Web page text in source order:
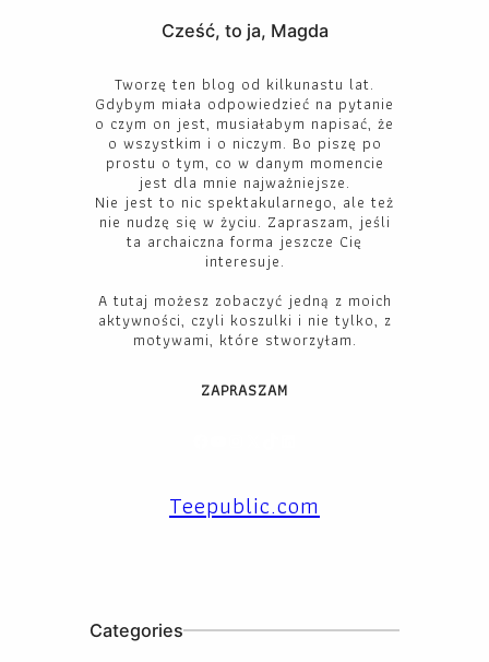
Cześć, to ja, Magda
Tworzę ten blog od kilkunastu lat.
Gdybym miała odpowiedzieć na pytanie
o czym on jest, musiałabym napisać, że
o wszystkim i o niczym. Bo piszę po
prostu o tym, co w danym momencie
jest dla mnie najważniejsze.
Nie jest to nic spektakularnego, ale też
nie nudzę się w życiu. Zapraszam, jeśli
ta archaiczna forma jeszcze Cię
interesuje.
A tutaj możesz zobaczyć jedną z moich
aktywności, czyli koszulki i nie tylko, z
motywami, które stworzyłam.
ZAPRASZAM
Teepublic.com
Categories